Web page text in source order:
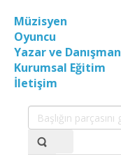
Müzisyen
Oyuncu
Yazar ve Danışman
Kurumsal Eğitim
İletişim
Başlığın
parçasını
giriniz.